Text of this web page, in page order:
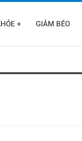
+ GIẢM BÉO